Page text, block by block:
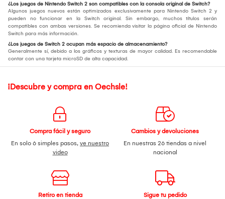
¿Los juegos de Nintendo Switch 2 son compatibles con la consola original de Switch?
Algunos juegos nuevos están optimizados exclusivamente para Nintendo Switch 2 y
pueden no funcionar en la Switch original. Sin embargo, muchos títulos serán
compatibles con ambas versiones. Se recomienda visitar la página oficial de Nintendo
Switch para más información.
¿Los juegos de Switch 2 ocupan más espacio de almacenamiento?
Generalmente sí, debido a los gráficos y texturas de mayor calidad. Es recomendable
contar con una tarjeta microSD de alta capacidad.
¡Descubre y compra en Oechsle!
Compra fácil y seguro
En solo 6 simples pasos, ve nuestro
video
Cambios y devoluciones
En nuestras 26 tiendas a nivel
nacional
Retiro en tienda
Sigue tu pedido